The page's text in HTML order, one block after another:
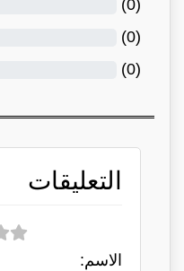
(
0
)
(
0
)
(
0
)
التعليقات
الاسم: